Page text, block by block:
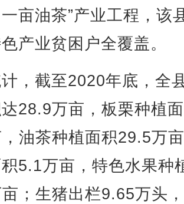
亩油茶”产业工程，该
产业贫困户全覆盖。
截至2020年底，全
28.9万亩，板栗种植
油茶种植面积29.5万
5.1万亩，特色水果种
；生猪出栏9.65万头